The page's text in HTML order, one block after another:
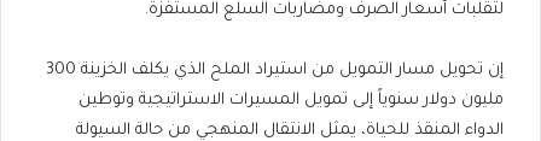
لتقلبات أسعار الصرف ومضاربات السلع المستفزة.
إن تحويل مسار التمويل من استيراد الملح الذي يكلف الخزينة 300
مليون دولار سنوياً إلى تمويل المسيرات الاستراتيجية وتوطين
الدواء المنقذ للحياة، يمثل الانتقال المنهجي من حالة السيولة